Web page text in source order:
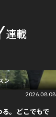
連載
ン
2026.08.08
。どこでもで